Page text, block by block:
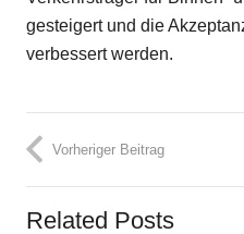
gesteigert und die
verbessert werden.
Vorheriger Beitrag
Related Posts